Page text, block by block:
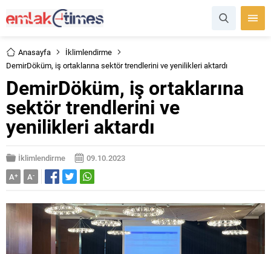
Anasayfa
İklimlendirme
DemirDöküm, iş ortaklarına sektör trendlerini ve yenilikleri aktardı
DemirDöküm, iş ortaklarına
sektör trendlerini ve
yenilikleri aktardı
İklimlendirme
09.10.2023
A+ A-